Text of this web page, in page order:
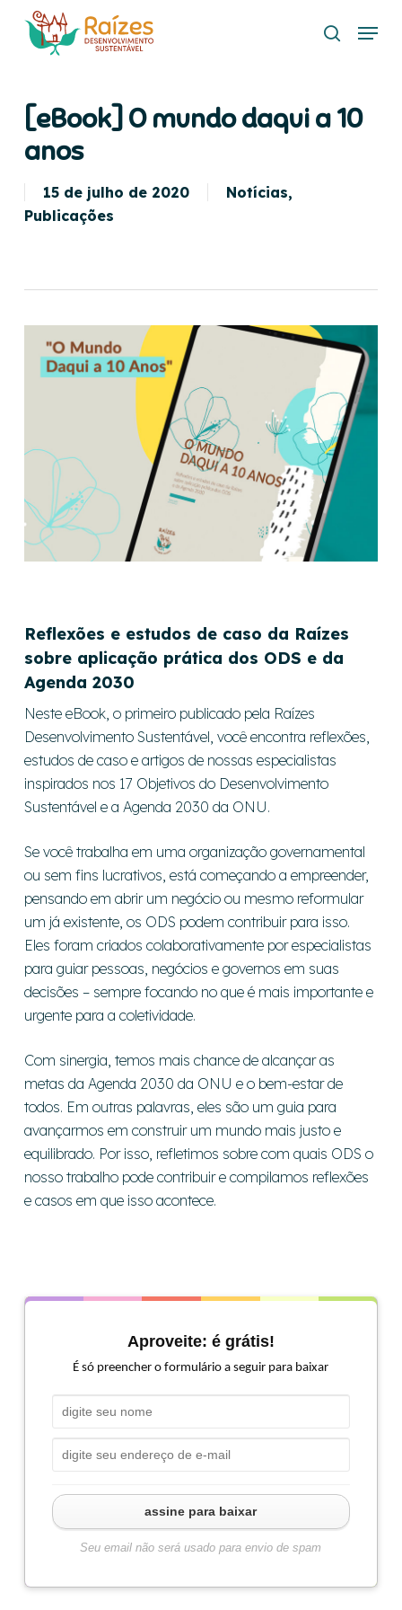
search
Menu
[eBook] O mundo daqui a 10
anos
15 de julho de 2020 Notícias,
Publicações
Reflexões e estudos de caso da Raízes
sobre aplicação prática dos ODS e da
Agenda 2030
Neste eBook, o primeiro publicado pela Raízes
Desenvolvimento Sustentável, você encontra reflexões,
estudos de caso e artigos de nossas especialistas
inspirados nos 17 Objetivos do Desenvolvimento
Sustentável e a Agenda 2030 da ONU.
Se você trabalha em uma organização governamental
ou sem fins lucrativos, está começando a empreender,
pensando em abrir um negócio ou mesmo reformular
um já existente, os ODS podem contribuir para isso.
Eles foram criados colaborativamente por especialistas
para guiar pessoas, negócios e governos em suas
decisões – sempre focando no que é mais importante e
urgente para a coletividade.
Com sinergia, temos mais chance de alcançar as
metas da Agenda 2030 da ONU e o bem-estar de
todos. Em outras palavras, eles são um guia para
avançarmos em construir um mundo mais justo e
equilibrado. Por isso, refletimos sobre com quais ODS o
nosso trabalho pode contribuir e compilamos reflexões
e casos em que isso acontece.
Aproveite: é grátis!
É só preencher o formulário a seguir para baixar
assine para baixar
Seu email não será usado para envio de spam